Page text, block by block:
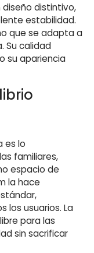
distintivo,
estabilidad.
que se adapta a
Su calidad
su apariencia
es lo
familiares,
espacio de
la hace
los usuarios. La
para las
sin sacrificar